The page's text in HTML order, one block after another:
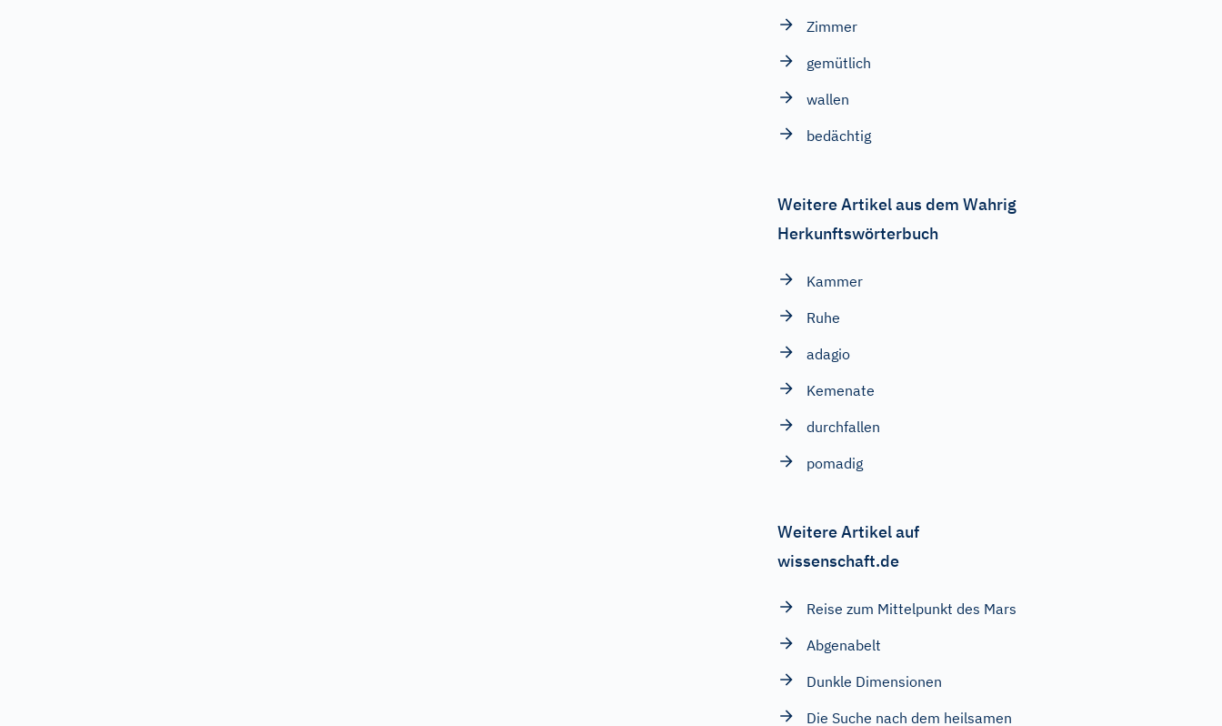
Zimmer
gemütlich
wallen
bedächtig
Weitere Artikel aus dem Wahrig
Herkunftswörterbuch
Kammer
Ruhe
adagio
Kemenate
durchfallen
pomadig
Weitere Artikel auf
wissenschaft.de
Reise zum Mittelpunkt des Mars
Abgenabelt
Dunkle Dimensionen
Die Suche nach dem heilsamen